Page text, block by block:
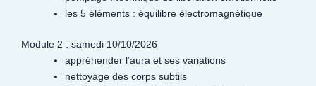
les 5 éléments : équilibre électromagnétique
Module 2 : samedi 10/10/2026
appréhender l’aura et ses variations
nettoyage des corps subtils